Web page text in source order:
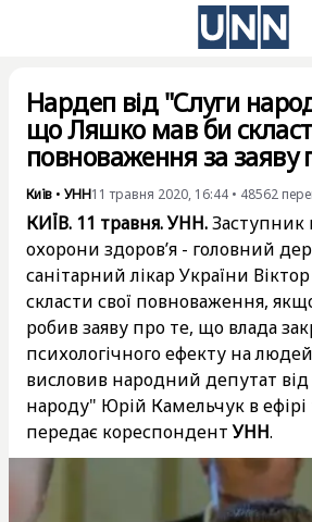
Нардеп від "Слуги
що Ляшко мав би
повноваження за заяву
Київ • УНН11 травня 2020, 16:44 • 48562
КИЇВ. 11 травня. УНН.Заступник
охорони здоров’я - головний
санітарний лікар України
скласти свої повноваження,
робив заяву про те, що влада
психологічного ефекту на
висловив народний депутат від
народу" Юрій Камельчук в ефірі
передає кореспондентУНН.